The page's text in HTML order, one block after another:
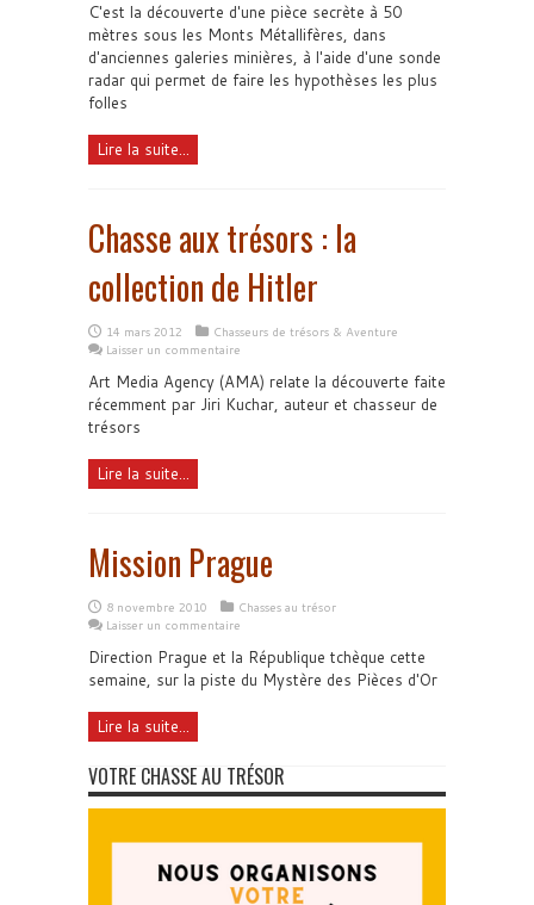
C'est la découverte d'une pièce secrète à 50
mètres sous les Monts Métallifères, dans
d'anciennes galeries minières, à l'aide d'une sonde
radar qui permet de faire les hypothèses les plus
folles
Lire la suite...
Chasse aux trésors : la
collection de Hitler
14 mars 2012
Chasseurs de trésors & Aventure
Laisser un commentaire
Art Media Agency (AMA) relate la découverte faite
récemment par Jiri Kuchar, auteur et chasseur de
trésors
Lire la suite...
Mission Prague
8 novembre 2010
Chasses au trésor
Laisser un commentaire
Direction Prague et la République tchèque cette
semaine, sur la piste du Mystère des Pièces d'Or
Lire la suite...
VOTRE CHASSE AU TRÉSOR